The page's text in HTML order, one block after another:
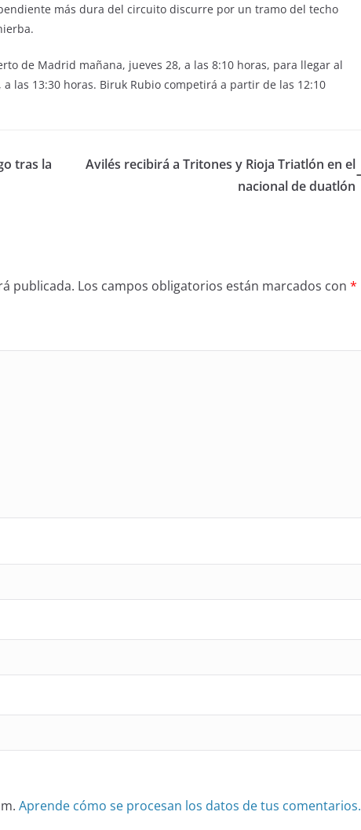
más dura del circuito discurre por un tramo del techo
de Madrid mañana, jueves 28, a las 8:10 horas, para llegar al
las 13:30 horas. Biruk Rubio competirá a partir de las 12:10
tras la
Avilés recibirá a Tritones y Rioja Triatlón en el
nacional de duatlón
publicada. Los campos obligatorios están marcados con *
Aprende cómo se procesan los datos de tus comentarios.